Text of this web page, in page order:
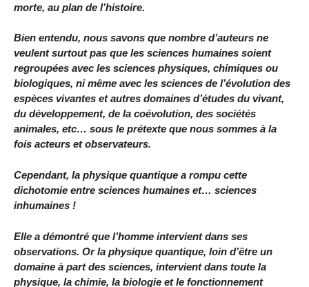
morte, au plan de l’histoire.
Bien entendu, nous savons que nombre d’auteurs ne
veulent surtout pas que les sciences humaines soient
regroupées avec les sciences physiques, chimiques ou
biologiques, ni même avec les sciences de l’évolution des
espèces vivantes et autres domaines d’études du vivant,
du développement, de la coévolution, des sociétés
animales, etc… sous le prétexte que nous sommes à la
fois acteurs et observateurs.
Cependant, la physique quantique a rompu cette
dichotomie entre sciences humaines et… sciences
inhumaines !
Elle a démontré que l’homme intervient dans ses
observations. Or la physique quantique, loin d’être un
domaine à part des sciences, intervient dans toute la
physique, la chimie, la biologie et le fonctionnement